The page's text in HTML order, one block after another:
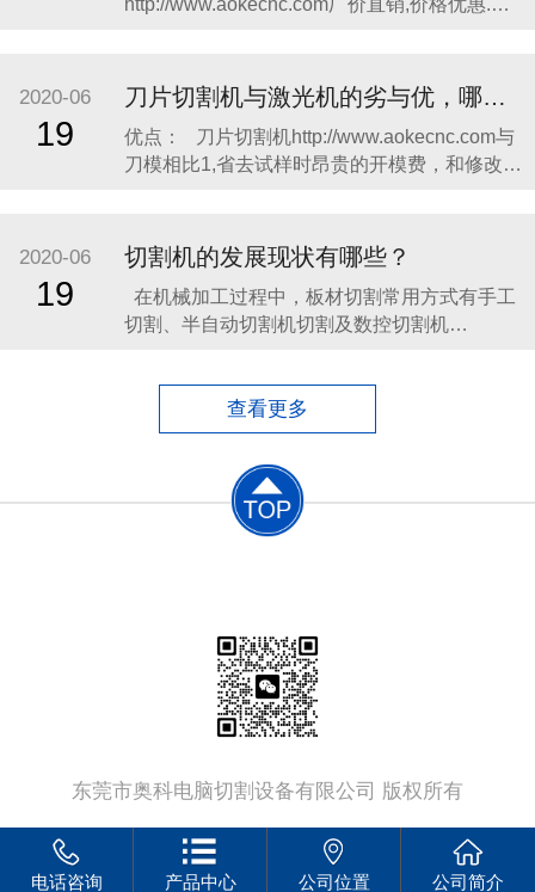
http://www.aokecnc.com​厂价直销,价格优惠.奥
胶、柔性线路板、绝缘材料、特种胶粘带、光
学材料、薄膜按键开
2020-06
19
刀片切割机与激光机的劣与优，哪个更合适你?
​优点： 刀片切割机http://www.aokecnc.com与
刀模相比1,省去试样时昂贵的开模费，和修改试
月的开模费，便可购一台切割机了，这也是绘
图切割机迅速取代刀模打样的主要原因之一,传
统刀
2020-06
19
切割机的发展现状有哪些？
在机械加工过程中，板材切割常用方式有手工
切割、半自动切割机切割及数控切割机
费大、后续加工工作量大，同时劳动条件恶
劣，生产效率低。​半自动切割机中仿形切割
机，切割工件的质量较好，由
查看更多
东莞市奥科电脑切割设备有限公司 版权所有
电话咨询 产品中心 公司位置 公司简介